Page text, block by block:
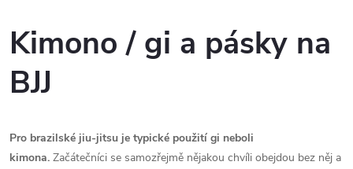
Kimono / gi a pásky na
BJJ
Pro brazilské jiu-jitsu je typické použití gi neboli
kimona. Začátečníci se samozřejmě nějakou chvíli obejdou bez něj a